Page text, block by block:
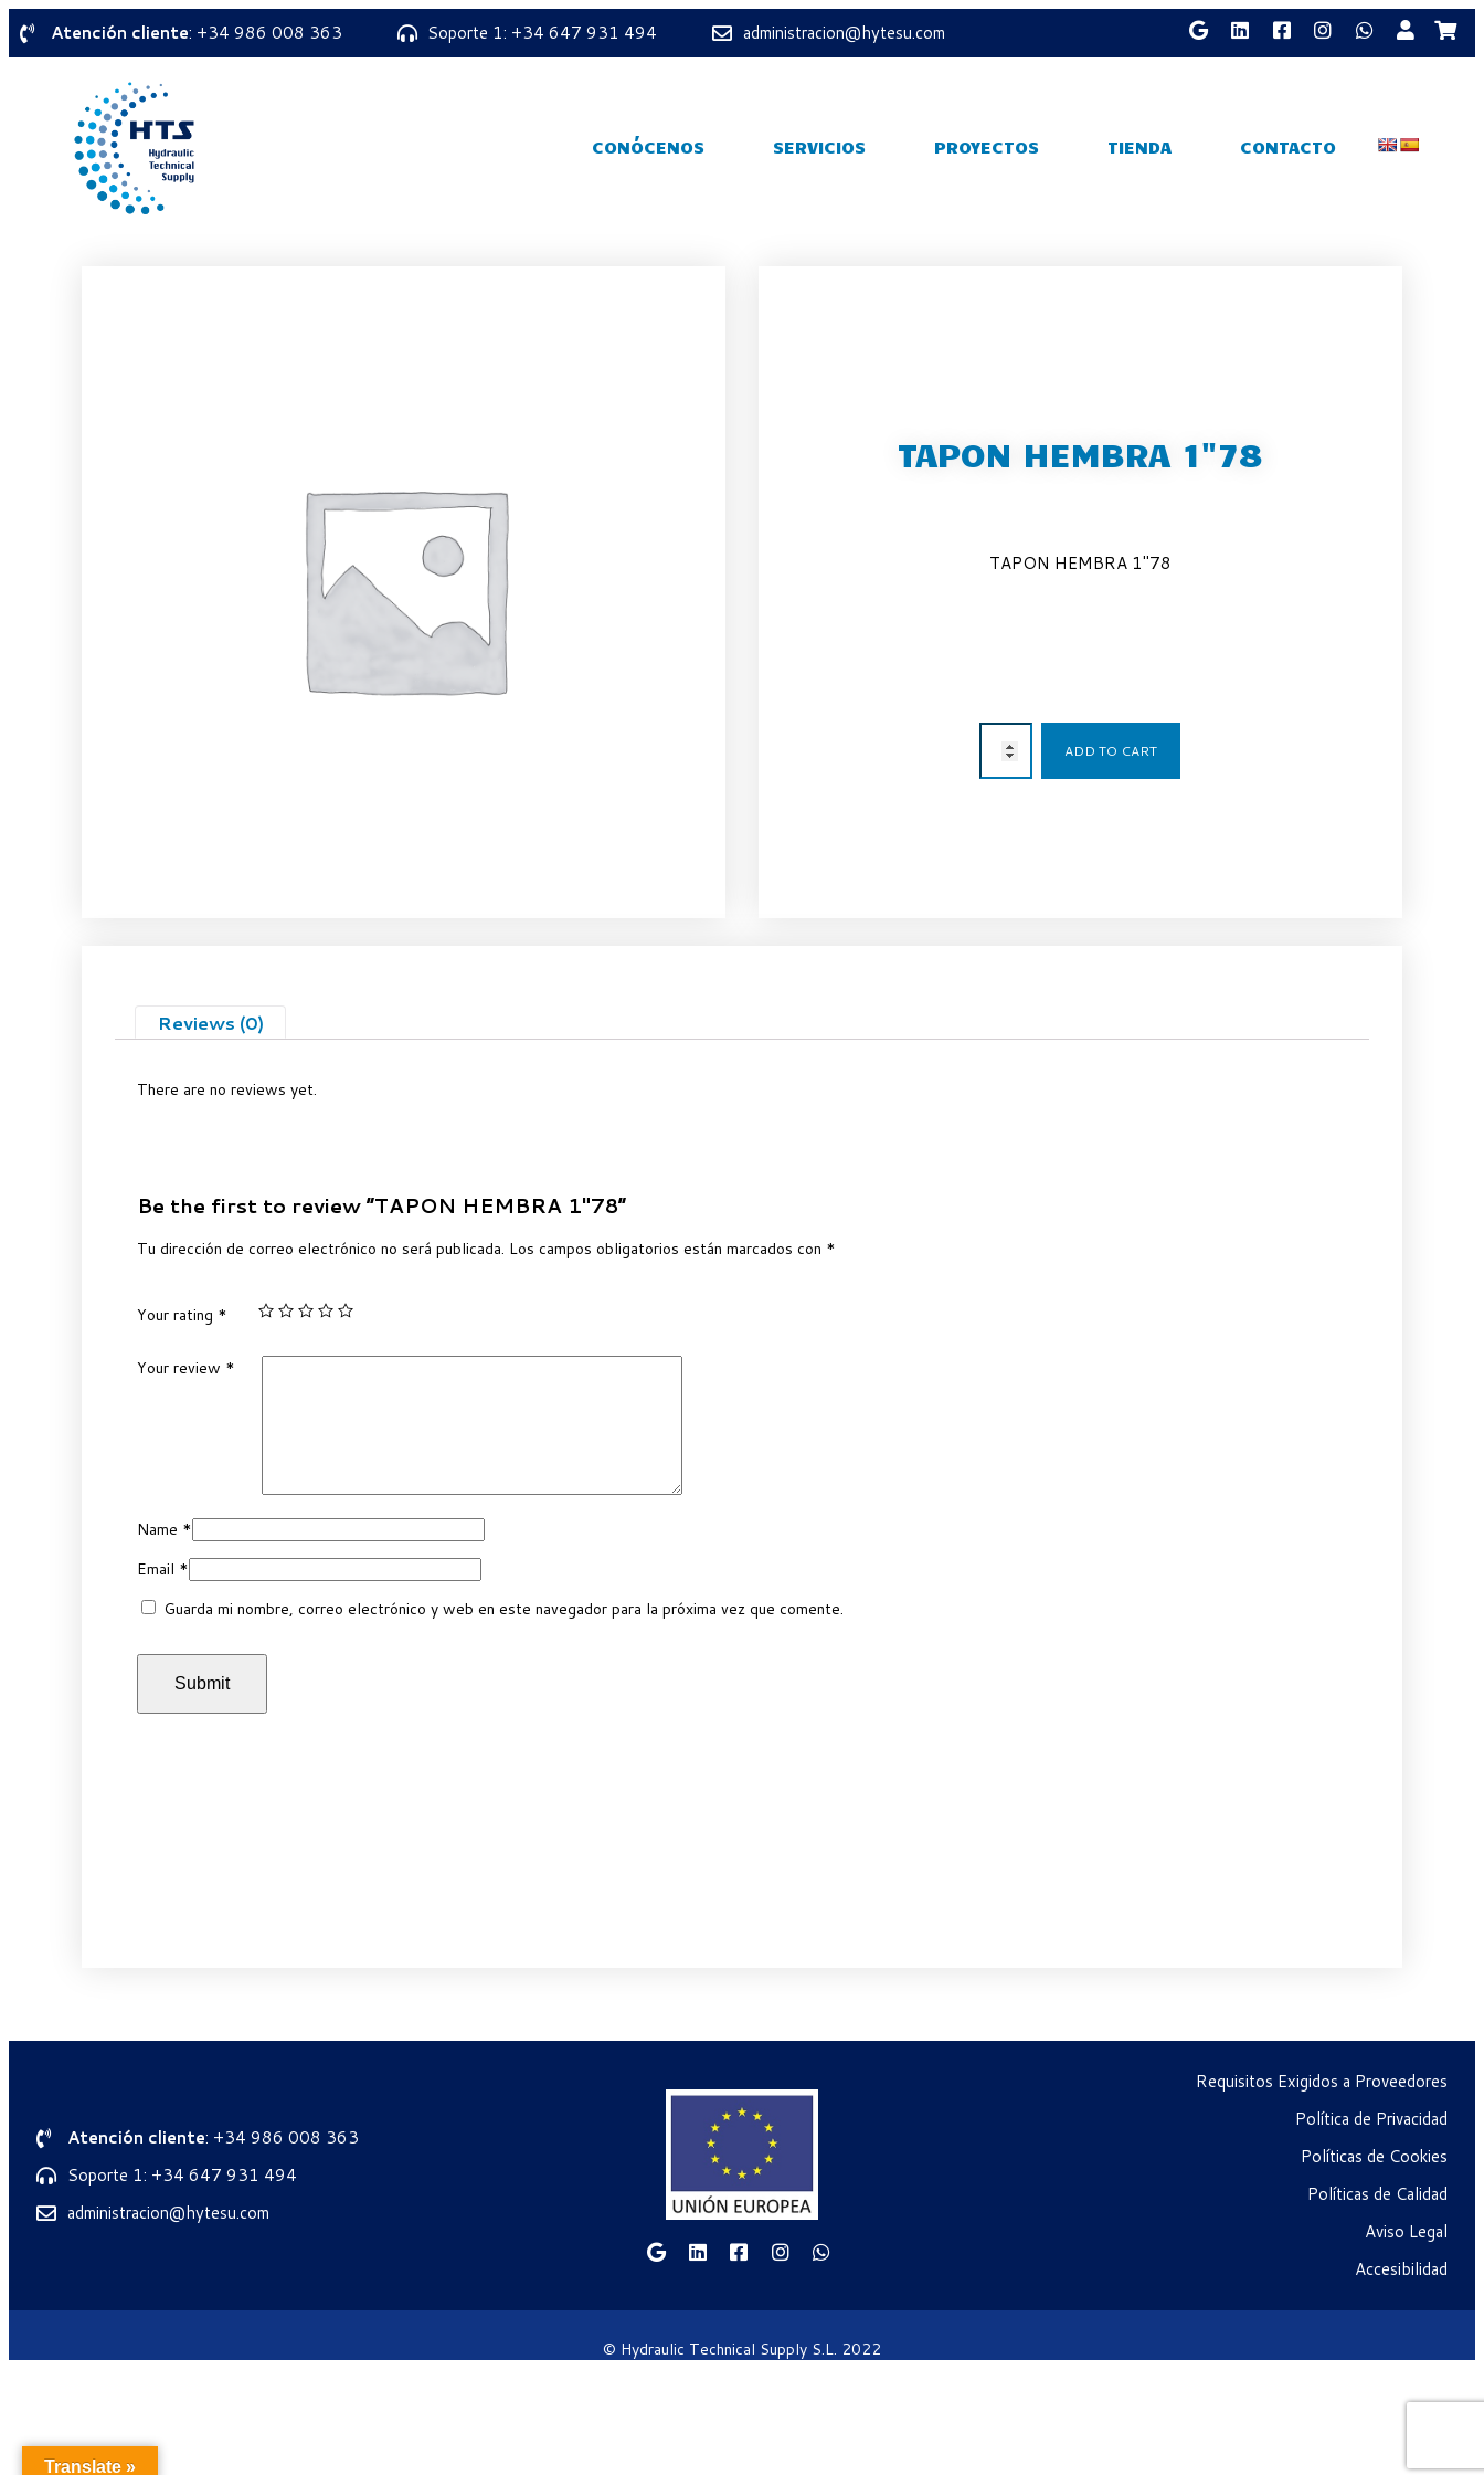
Atención cliente: +34 986 008 363 Soporte 1: +34 647 931 494 administracion@hytesu.com
CONÓCENOS SERVICIOS PROYECTOS TIENDA CONTACTO
TAPON HEMBRA 1"78
TAPON HEMBRA 1″78
ADD TO CART
Reviews (0)
There are no reviews yet.
Be the first to review “TAPON HEMBRA 1″78”
Tu dirección de correo electrónico no será publicada. Los campos obligatorios están marcados con *
Your rating *
Your review *
Name *
Email *
Guarda mi nombre, correo electrónico y web en este navegador para la próxima vez que comente.
Atención cliente: +34 986 008 363
Soporte 1: +34 647 931 494
administracion@hytesu.com
Requisitos Exigidos a Proveedores
Política de Privacidad
Políticas de Cookies
Políticas de Calidad
Aviso Legal
Accesibilidad
© Hydraulic Technical Supply S.L. 2022
Translate »